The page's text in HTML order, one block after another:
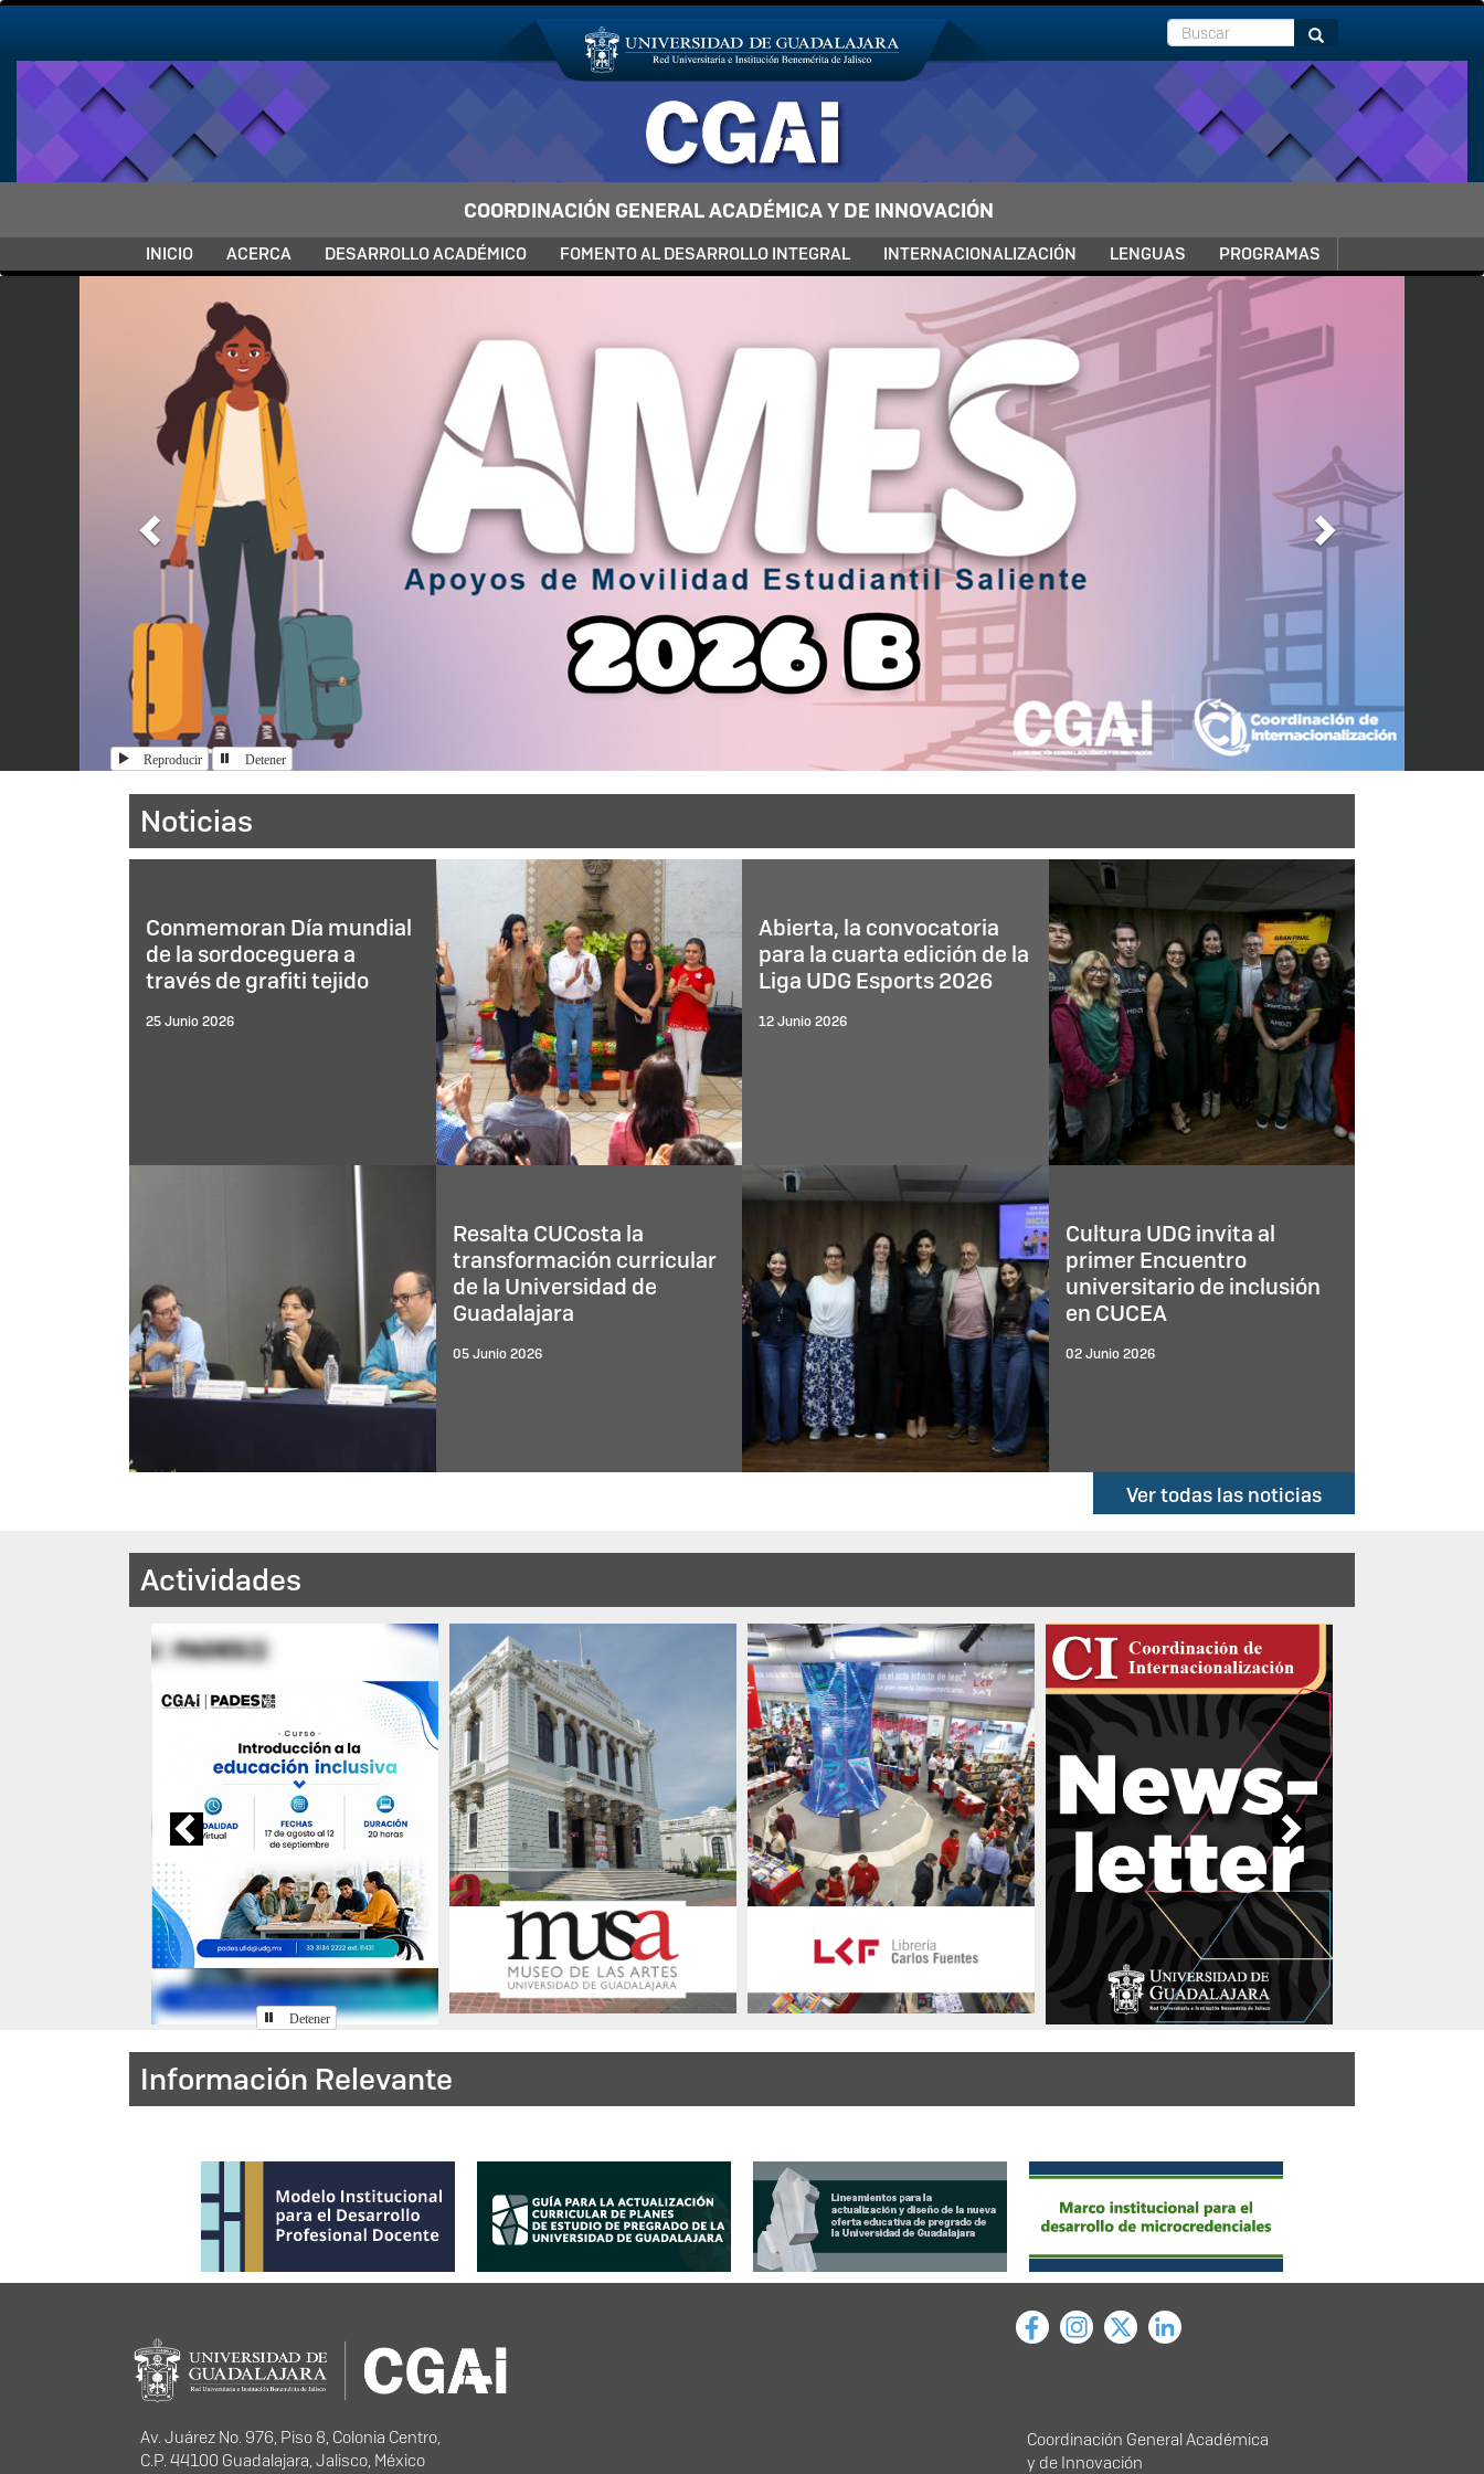
Pasar al contenido principal
Buscar
Buscar
COORDINACIÓN GENERAL ACADÉMICA Y DE INNOVACIÓN
NAVEGACIÓN
PRINCIPAL
INICIO ACERCA DESARROLLO ACADÉMICO FOMENTO AL DESARROLLO INTEGRAL INTERNACIONALIZACIÓN LENGUAS PROGRAMAS
Reproducir Detener
Inicio
Noticias
Conmemoran Día mundial
de la sordoceguera a
través de grafiti tejido
25 Junio 2026
Abierta, la convocatoria
para la cuarta edición de la
Liga UDG Esports 2026
12 Junio 2026
Resalta CUCosta la
transformación curricular
de la Universidad de
Guadalajara
05 Junio 2026
Cultura UDG invita al
primer Encuentro
universitario de inclusión
en CUCEA
02 Junio 2026
Ver todas las noticias
Actividades
Previous Next
Detener
Información Relevante
Programa Institucional de Actualización Educativa
Información del portal
Av. Juárez No. 976, Piso 8, Colonia Centro,
C.P. 44100 Guadalajara, Jalisco, México
Menú principal
Coordinación General Académica
y de Innovación